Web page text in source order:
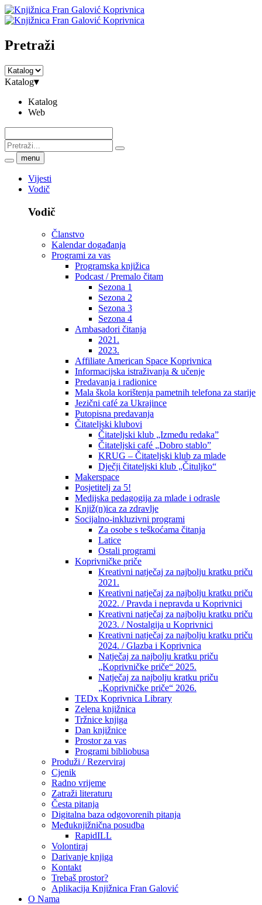
Pretraži
Katalog▾
Katalog
Web
menu
Vijesti
Vodič
Vodič
Članstvo
Kalendar događanja
Programi za vas
Programska knjižica
Podcast / Premalo čitam
Sezona 1
Sezona 2
Sezona 3
Sezona 4
Ambasadori čitanja
2021.
2023.
Affiliate American Space Koprivnica
Informacijska istraživanja & učenje
Predavanja i radionice
Mala škola korištenja pametnih telefona za starije
Jezični café za Ukrajince
Putopisna predavanja
Čitateljski klubovi
Čitateljski klub „Između redaka”
Čitateljski café „Dobro stablo”
KRUG – Čitateljski klub za mlade
Dječji čitateljski klub „Čituljko“
Makerspace
Posjetitelj za 5!
Medijska pedagogija za mlade i odrasle
Knjiž(n)ica za zdravlje
Socijalno-inkluzivni programi
Za osobe s teškoćama čitanja
Latice
Ostali programi
Koprivničke priče
Kreativni natječaj za najbolju kratku priču
2021.
Kreativni natječaj za najbolju kratku priču
2022. / Pravda i nepravda u Koprivnici
Kreativni natječaj za najbolju kratku priču
2023. / Nostalgija u Koprivnici
Kreativni natječaj za najbolju kratku priču
2024. / Glazba i Koprivnica
Natječaj za najbolju kratku priču
„Koprivničke priče“ 2025.
Natječaj za najbolju kratku priču
„Koprivničke priče“ 2026.
TEDx Koprivnica Library
Zelena knjižnica
Tržnice knjiga
Dan knjižnice
Prostor za vas
Programi bibliobusa
Produži / Rezerviraj
Cjenik
Radno vrijeme
Zatraži literaturu
Česta pitanja
Digitalna baza odgovorenih pitanja
Međuknjižnična posudba
RapidILL
Volontiraj
Darivanje knjiga
Kontakt
Trebaš prostor?
Aplikacija Knjižnica Fran Galović
O Nama